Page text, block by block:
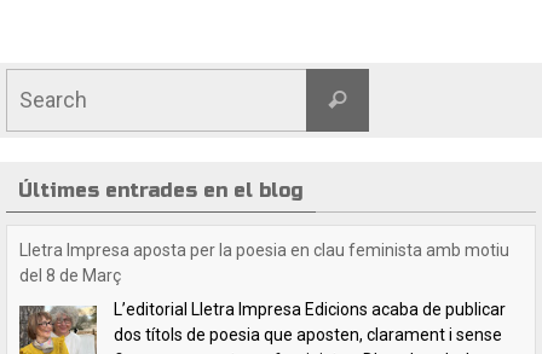
Últimes entrades en el blog
Crida a les lectores i lectors de Lletra Impresa
Estimades lectores / estimats lectors,Volem felicitar-
vos les festes nadalenques i desitjar-vos un any 2025
ple de lectures i de coneixences. Esperem que l’any